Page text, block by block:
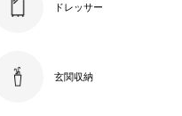
ドレッサー
玄関収納